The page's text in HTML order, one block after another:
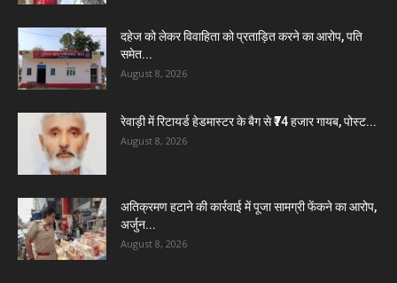
दहेज को लेकर विवाहिता को प्रताड़ित करने का आरोप, पति
समेत...
August 8, 2026
रेवाड़ी में रिटायर्ड हेडमास्टर के बैग से ₹74 हजार गायब, पोस्ट...
August 8, 2026
अतिक्रमण हटाने की कार्रवाई में पूजा सामग्री फेंकने का आरोप,
अर्जुन...
August 8, 2026